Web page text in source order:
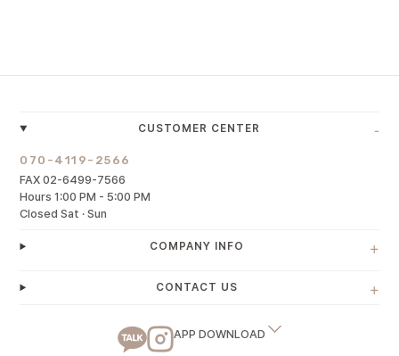
CUSTOMER CENTER -
070-4119-2566
FAX 02-6499-7566
Hours 1:00 PM - 5:00 PM
Closed Sat · Sun
COMPANY INFO +
CONTACT US +
APP DOWNLOAD